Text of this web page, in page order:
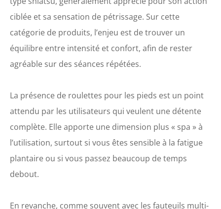
ciblée et sa sensation de pétrissage. Sur cette
catégorie de produits, l’enjeu est de trouver un
équilibre entre intensité et confort, afin de rester
agréable sur des séances répétées.
La présence de roulettes pour les pieds est un point
attendu par les utilisateurs qui veulent une détente
complète. Elle apporte une dimension plus « spa » à
l’utilisation, surtout si vous êtes sensible à la fatigue
plantaire ou si vous passez beaucoup de temps
debout.
En revanche, comme souvent avec les fauteuils multi-